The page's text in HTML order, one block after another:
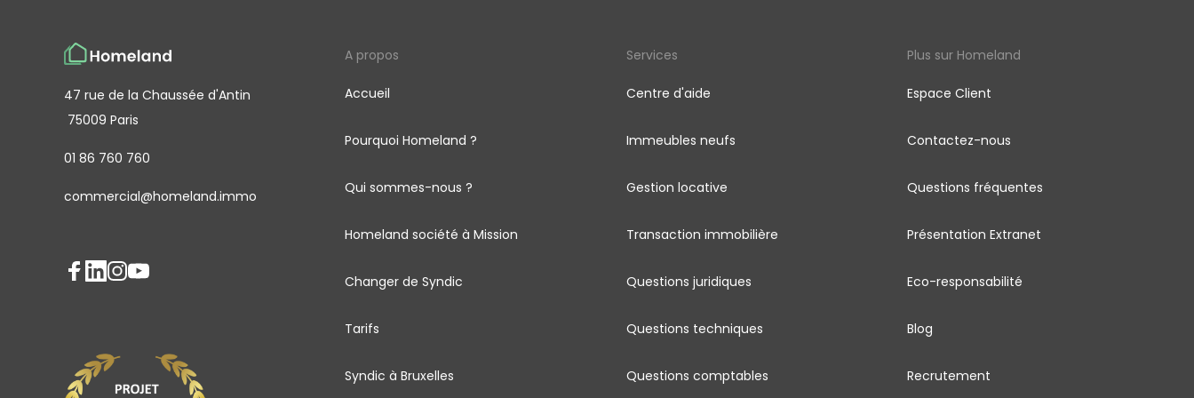
47 rue de la Chaussée d'Antin
75009 Paris
01 86 760 760
commercial@homeland.immo
A propos
Accueil
Pourquoi Homeland ?
Qui sommes-nous ?
Homeland société à Mission
Changer de Syndic
Tarifs
Syndic à Bruxelles
Services
Centre d'aide
Immeubles neufs
Gestion locative
Transaction immobilière
Questions juridiques
Questions techniques
Questions comptables
Plus sur Homeland
Espace Client
Contactez-nous
Questions fréquentes
Présentation Extranet
Eco-responsabilité
Blog
Recrutement